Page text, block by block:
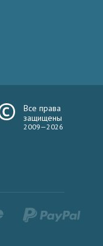
Все права
защищены
2009—2026